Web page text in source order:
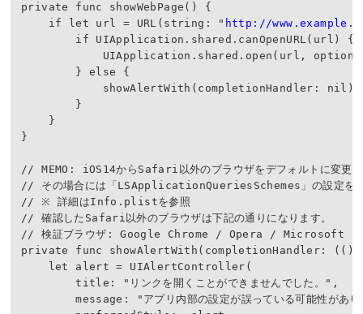
private func showWebPage() {
    if let url = URL(string: "
http://
        if UIApplication.shared.canOpenURL(url) {
UIApplication.shared.open(url,
        } else {
            showAlertWith(completionHandler: nil)
        }
    }
}
// MEMO: iOS14からSafari以外のブラウザをデフォルトに変更す
// その場合には「LSApplicationQueriesSchemes」の設定をし
// ※ 詳細はInfo.plistを参照
// 確認したSafari以外のブラウザは下記の通りになります。
// 検証ブラウザ: Google Chrome / Opera / Microsoft
private func showAlertWith(completionHandler:
    let alert = UIAlertController(
        title: "リンクを開くことができませんでした。",
message: "アプリ内部の設定が誤っている可能性があり